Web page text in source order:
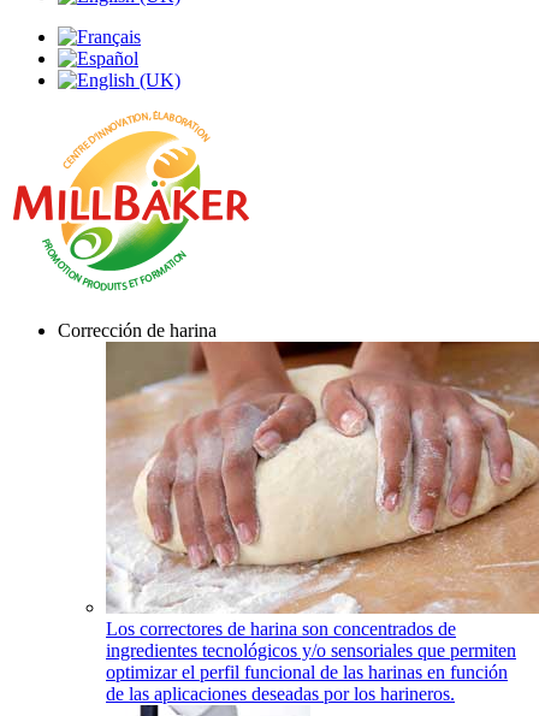
Corrección de harina
Los correctores de harina son concentrados de
ingredientes tecnológicos y/o sensoriales que permiten
optimizar el perfil funcional de las harinas en función
de las aplicaciones deseadas por los harineros.